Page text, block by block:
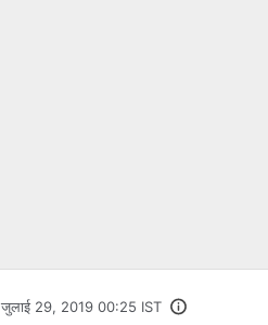
जुलाई 29, 2019 00:25 IST